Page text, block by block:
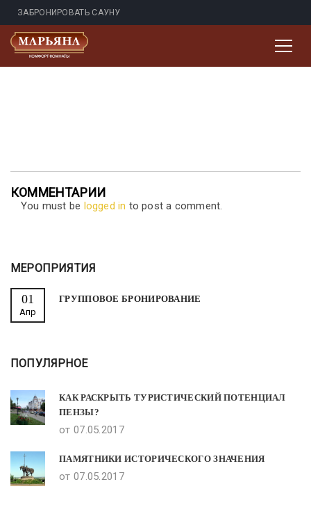
ЗАБРОНИРОВАТЬ САУНУ
КОММЕНТАРИИ
You must be logged in to post a comment.
МЕРОПРИЯТИЯ
01
Апр
ГРУППОВОЕ БРОНИРОВАНИЕ
ПОПУЛЯРНОЕ
КАК РАСКРЫТЬ ТУРИСТИЧЕСКИЙ ПОТЕНЦИАЛ
ПЕНЗЫ?
от 07.05.2017
ПАМЯТНИКИ ИСТОРИЧЕСКОГО ЗНАЧЕНИЯ
от 07.05.2017